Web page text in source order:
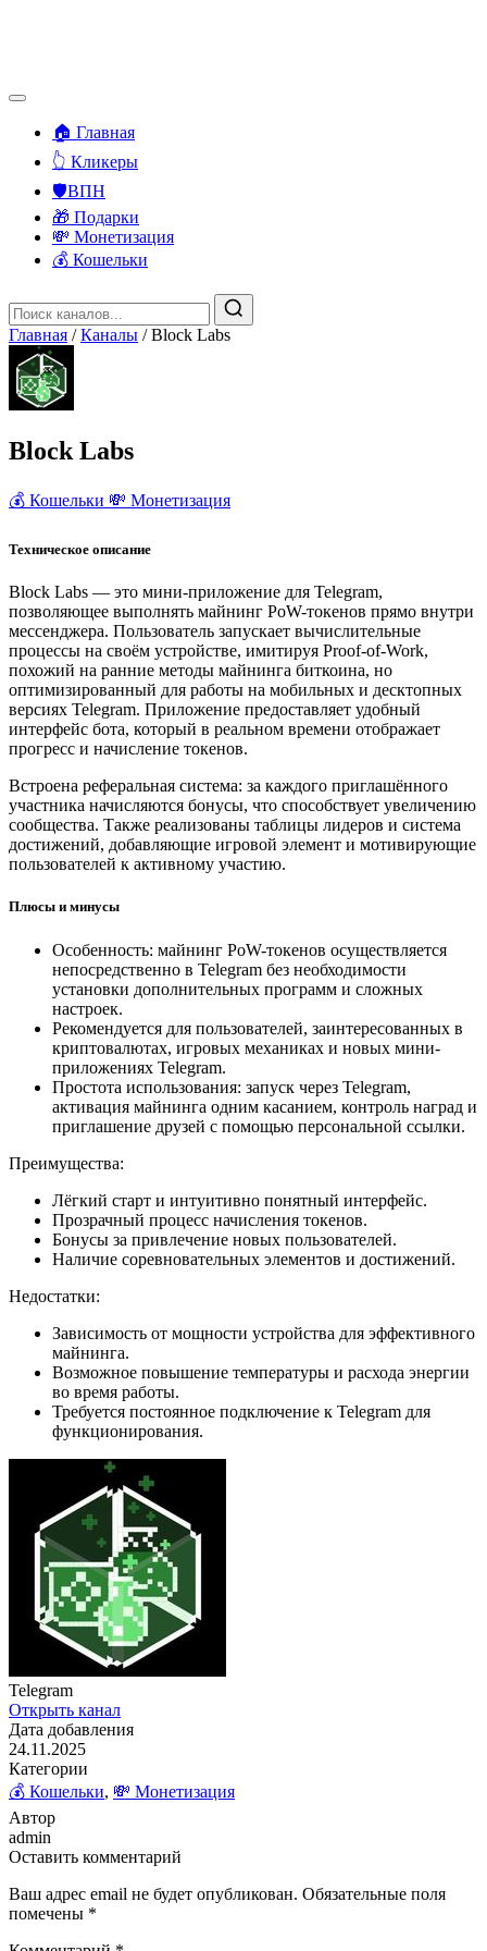
🏠 Главная
👆 Кликеры
🛡️ВПН
🎁 Подарки
💸 Монетизация
💰 Кошельки
Главная / Каналы / Block Labs
Block Labs
💰 Кошельки 💸 Монетизация
Техническое описание
Block Labs — это мини-приложение для Telegram,
позволяющее выполнять майнинг PoW-токенов прямо внутри
мессенджера. Пользователь запускает вычислительные
процессы на своём устройстве, имитируя Proof-of-Work,
похожий на ранние методы майнинга биткоина, но
оптимизированный для работы на мобильных и десктопных
версиях Telegram. Приложение предоставляет удобный
интерфейс бота, который в реальном времени отображает
прогресс и начисление токенов.
Встроена реферальная система: за каждого приглашённого
участника начисляются бонусы, что способствует увеличению
сообщества. Также реализованы таблицы лидеров и система
достижений, добавляющие игровой элемент и мотивирующие
пользователей к активному участию.
Плюсы и минусы
Особенность: майнинг PoW-токенов осуществляется
непосредственно в Telegram без необходимости
установки дополнительных программ и сложных
настроек.
Рекомендуется для пользователей, заинтересованных в
криптовалютах, игровых механиках и новых мини-
приложениях Telegram.
Простота использования: запуск через Telegram,
активация майнинга одним касанием, контроль наград и
приглашение друзей с помощью персональной ссылки.
Преимущества:
Лёгкий старт и интуитивно понятный интерфейс.
Прозрачный процесс начисления токенов.
Бонусы за привлечение новых пользователей.
Наличие соревновательных элементов и достижений.
Недостатки:
Зависимость от мощности устройства для эффективного
майнинга.
Возможное повышение температуры и расхода энергии
во время работы.
Требуется постоянное подключение к Telegram для
функционирования.
Telegram
Открыть канал
Дата добавления
24.11.2025
Категории
💰 Кошельки, 💸 Монетизация
Автор
admin
Оставить комментарий
Ваш адрес email не будет опубликован. Обязательные поля
помечены *